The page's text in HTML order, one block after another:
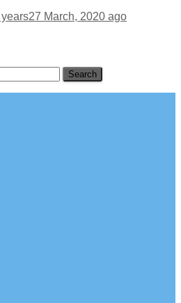
27 March, 2020 ago